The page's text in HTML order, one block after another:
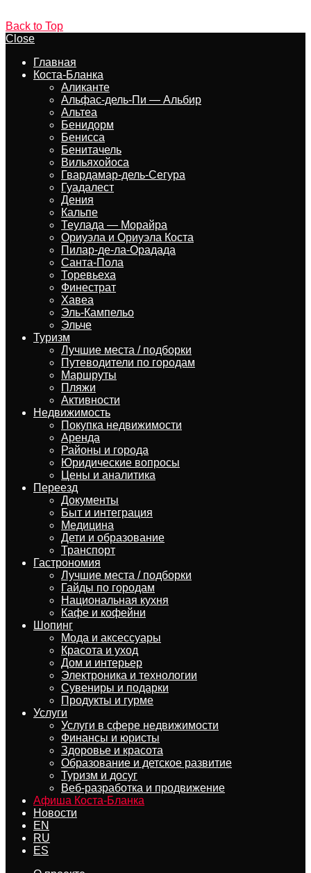
Back to Top
Close
Главная
Коста-Бланка
Аликанте
Альфас-дель-Пи — Альбир
Альтеа
Бенидорм
Бенисса
Бенитачель
Вильяхойоса
Гвардамар-дель-Сегура
Гуадалест
Дения
Кальпе
Теулада — Морайра
Ориуэла и Ориуэла Коста
Пилар-де-ла-Орадада
Санта-Пола
Торевьеха
Финестрат
Хавеа
Эль-Кампельо
Эльче
Туризм
Лучшие места / подборки
Путеводители по городам
Маршруты
Пляжи
Активности
Недвижимость
Покупка недвижимости
Аренда
Районы и города
Юридические вопросы
Цены и аналитика
Переезд
Документы
Быт и интеграция
Медицина
Дети и образование
Транспорт
Гастрономия
Лучшие места / подборки
Гайды по городам
Национальная кухня
Кафе и кофейни
Шопинг
Мода и аксессуары
Красота и уход
Дом и интерьер
Электроника и технологии
Сувениры и подарки
Продукты и гурме
Услуги
Услуги в сфере недвижимости
Финансы и юристы
Здоровье и красота
Образование и детское развитие
Туризм и досуг
Веб-разработка и продвижение
Афиша Коста-Бланка
Новости
EN
RU
ES